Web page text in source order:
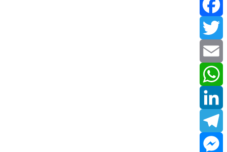
Facebook
Twitter
Email
WhatsApp
LinkedIn
Telegram